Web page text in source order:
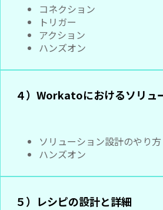
コネクション
トリガー
アクション
ハンズオン
４）Workatoにおけるソリュ
ソリューション設計のやり方
ハンズオン
５）レシピの設計と詳細